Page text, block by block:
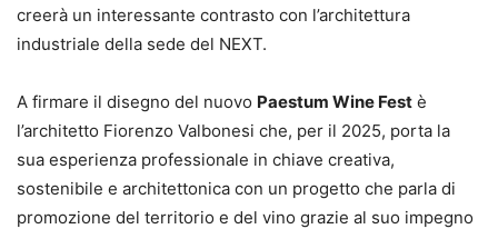
creerà un interessante contrasto con l’architettura
industriale della sede del NEXT.
A firmare il disegno del nuovo Paestum Wine Fest è
l’architetto Fiorenzo Valbonesi che, per il 2025, porta la
sua esperienza professionale in chiave creativa,
sostenibile e architettonica con un progetto che parla di
promozione del territorio e del vino grazie al suo impegno